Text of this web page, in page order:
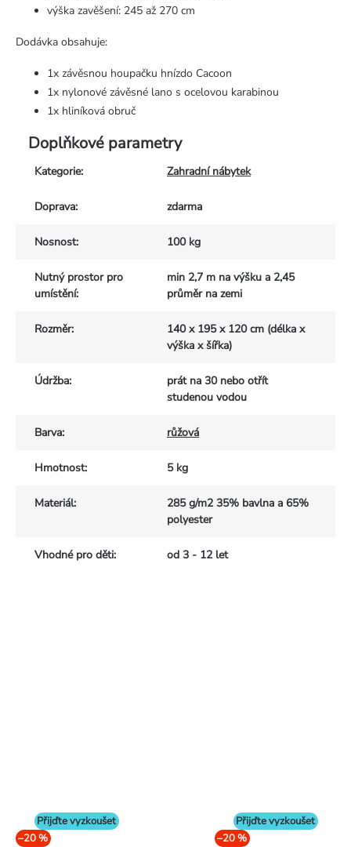
výška zavěšení: 245 až 270 cm
Dodávka obsahuje:
1x závěsnou houpačku hnízdo Cacoon
1x nylonové závěsné lano s ocelovou karabinou
1x hliníková obruč
Doplňkové parametry
Kategorie: Zahradní nábytek
Doprava: zdarma
Nosnost: 100 kg
Nutný prostor pro
umístění:
min 2,7 m na výšku a 2,45
průměr na zemi
Rozměr:
140 x 195 x 120 cm (délka x
výška x šířka)
Údržba:
prát na 30 nebo otřít
studenou vodou
Barva: růžová
Hmotnost: 5 kg
Materiál:
285 g/m2 35% bavlna a 65%
polyester
Vhodné pro děti: od 3 - 12 let
Přijďte vyzkoušet
–20 %
Přijďte vyzkoušet
–20 %